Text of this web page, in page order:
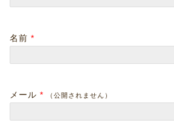
名前 *
メール * （公開されません）